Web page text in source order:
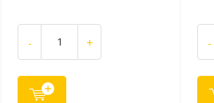
- + -